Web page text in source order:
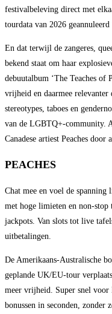
festivalbeleving direct met
tourdata van 2026 geannuleerd
En dat terwijl de zangeres,
bekend staat om haar
debuutalbum ‘The Teaches of
vrijheid en daarmee relevanter
stereotypes, taboes en
van de LGBTQ+-community.
Canadese artiest Peaches
PEACHES
Chat mee en voel de spanning
met hoge limieten en non-stop
jackpots. Van slots tot live
uitbetalingen.
De Amerikaans-Australische
geplande UK/EU-tour
meer vrijheid. Super snel voor
bonussen in seconden,